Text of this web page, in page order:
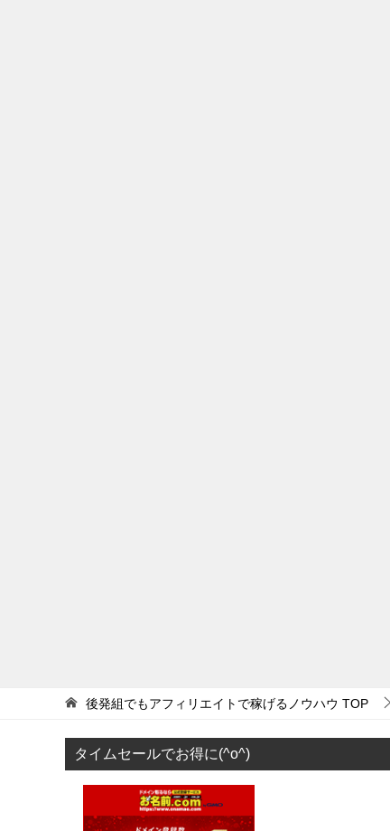
後発組でもアフィリエイトで稼げるノウハウ TOP
タイムセールでお得に(^o^)